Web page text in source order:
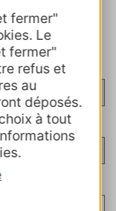
fermer"
Le
fermer"
refus et
au
déposés.
à tout